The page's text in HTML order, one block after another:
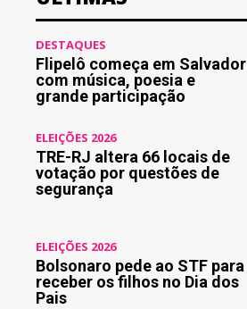
DESTAQUES
Flipelô começa em Salvador
com música, poesia e
grande participação
ELEIÇÕES 2026
TRE-RJ altera 66 locais de
votação por questões de
segurança
ELEIÇÕES 2026
Bolsonaro pede ao STF para
receber os filhos no Dia dos
Pais